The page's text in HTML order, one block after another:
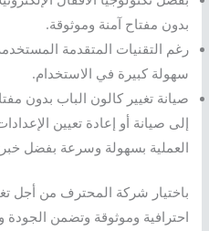
بدون مفتاح آمنة وموثوقة.
رغم التقنيات المتقدمة المستخدمة
سهولة كبيرة في الاستخدام.
صيانة تغيير كالون الباب بدون
إلى صيانة أو إعادة تعيين
العملية بسهولة وسرعة بفضل
باختيار شركة المحترف من أجل
احترافية وموثوقة وتضمن الجودة